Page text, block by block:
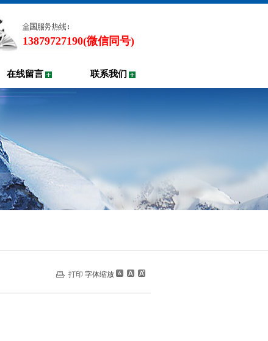
13879727190(微信同号)
在线留言 联系我们
打印 字体缩放